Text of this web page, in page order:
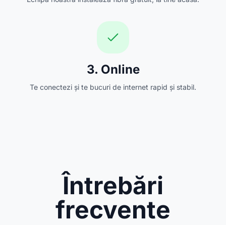
3. Online
Te conectezi și te bucuri de internet rapid și stabil.
Întrebări
frecvente